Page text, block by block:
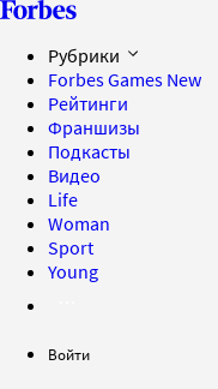
Рубрики
Forbes Games New
Рейтинги
Франшизы
Подкасты
Видео
Life
Woman
Sport
Young
Войти